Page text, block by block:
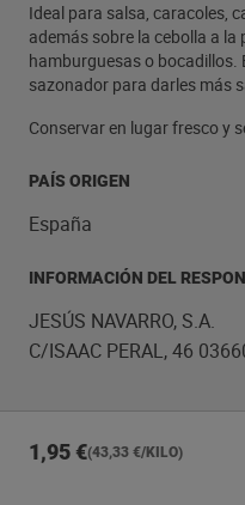
Ideal para salsa, caracoles,
además sobre la cebolla a
hamburguesas o bocadillos.
sazonador para darles más
Conservar en lugar fresco y
PAÍS ORIGEN
España
INFORMACIÓN DEL
JESÚS NAVARRO, S.A.
C/ISAAC PERAL, 46
1,95 €(43,33 €/KILO)